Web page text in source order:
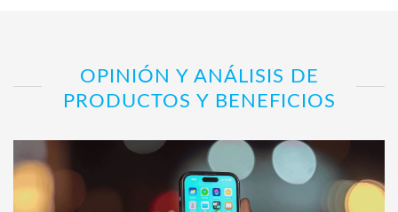
OPINIÓN Y ANÁLISIS DE
PRODUCTOS Y BENEFICIOS